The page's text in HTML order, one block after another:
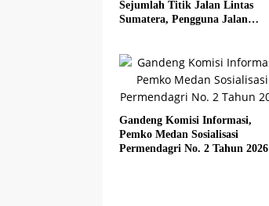
Sejumlah Titik Jalan Lintas
Sumatera, Pengguna Jalan
Gandeng Komisi Informasi,
Pemko Medan Sosialisasi
Permendagri No. 2 Tahun 2026